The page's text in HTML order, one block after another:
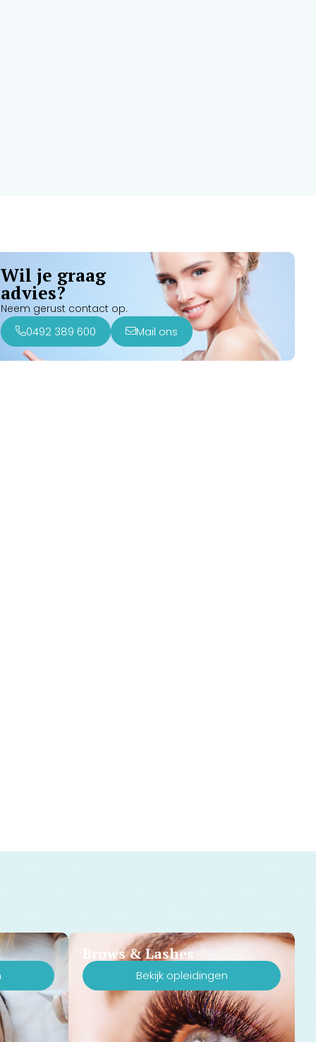
Wil je graag
advies?
Neem gerust contact op.
0492 389 600 Mail ons
Brows & Lashes
Bekijk opleidingen